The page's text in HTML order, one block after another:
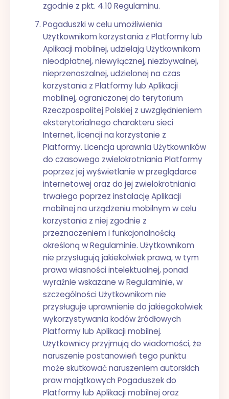
zgodnie z pkt. 4.10 Regulaminu.
Pogaduszki w celu umożliwienia
Użytkownikom korzystania z Platformy lub
Aplikacji mobilnej, udzielają Użytkownikom
nieodpłatnej, niewyłącznej, niezbywalnej,
nieprzenoszalnej, udzielonej na czas
korzystania z Platformy lub Aplikacji
mobilnej, ograniczonej do terytorium
Rzeczpospolitej Polskiej z uwzględnieniem
eksterytorialnego charakteru sieci
Internet, licencji na korzystanie z
Platformy. Licencja uprawnia Użytkowników
do czasowego zwielokrotniania Platformy
poprzez jej wyświetlanie w przeglądarce
internetowej oraz do jej zwielokrotniania
trwałego poprzez instalację Aplikacji
mobilnej na urządzeniu mobilnym w celu
korzystania z niej zgodnie z
przeznaczeniem i funkcjonalnością
określoną w Regulaminie. Użytkownikom
nie przysługują jakiekolwiek prawa, w tym
prawa własności intelektualnej, ponad
wyraźnie wskazane w Regulaminie, w
szczególności Użytkownikom nie
przysługuje uprawnienie do jakiegokolwiek
wykorzystywania kodów źródłowych
Platformy lub Aplikacji mobilnej.
Użytkownicy przyjmują do wiadomości, że
naruszenie postanowień tego punktu
może skutkować naruszeniem autorskich
praw majątkowych Pogaduszek do
Platformy lub Aplikacji mobilnej oraz